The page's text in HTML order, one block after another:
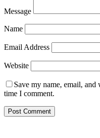
Message
Name
Email Address
Website
Save my name, email,
time I comment.